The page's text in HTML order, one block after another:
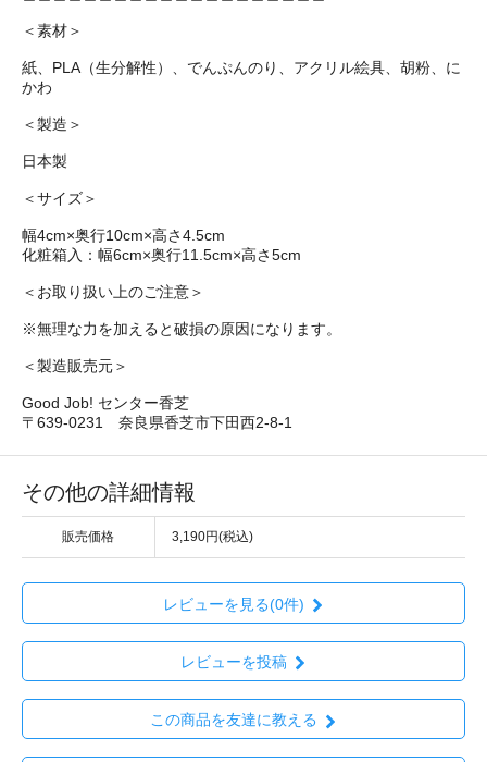
＜素材＞
紙、PLA（生分解性）、でんぷんのり、アクリル絵具、胡粉、に
かわ
＜製造＞
日本製
＜サイズ＞
幅4cm×奥行10cm×高さ4.5cm
化粧箱入：幅6cm×奥行11.5cm×高さ5cm
＜お取り扱い上のご注意＞
※無理な力を加えると破損の原因になります。
＜製造販売元＞
Good Job! センター香芝
〒639-0231 奈良県香芝市下田西2-8-1
その他の詳細情報
販売価格 3,190円(税込)
レビューを見る(0件)
レビューを投稿
この商品を友達に教える